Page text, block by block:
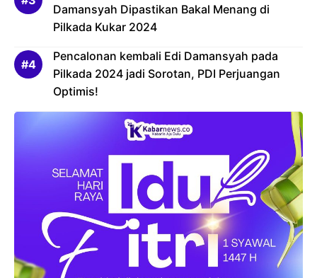
Damansyah Dipastikan Bakal Menang di
Pilkada Kukar 2024
Pencalonan kembali Edi Damansyah pada
Pilkada 2024 jadi Sorotan, PDI Perjuangan
Optimis!